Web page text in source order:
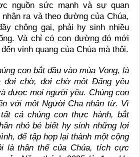
nguồn sức mạnh và sự quan
ra và theo đường của Chúa,
chông gai, phải hy sinh nhiều
Và chỉ có con đường đó mới
vinh quang của Chúa mà thôi.
con bắt đầu vào mùa Vọng, là
đợi chờ, đợi chờ một Đấng yêu
được mọi người yêu. Chúng con
với một Người Cha nhân từ. Vì
cả chúng con thực hành, bắt
nhỏ bé biết hy sinh những lợi
để tập hợp lại thành một cộng
là thân thể của Chúa, tích cực